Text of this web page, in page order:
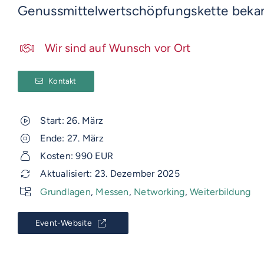
Genussmittelwertschöpfungskette
Wir sind auf Wunsch vor Ort
Kontakt
Start: 26. März
Ende: 27. März
Kosten: 990 EUR
Aktualisiert: 23. Dezember 2025
Grundlagen, Messen, Networking,Weiterbildung
Event-Website